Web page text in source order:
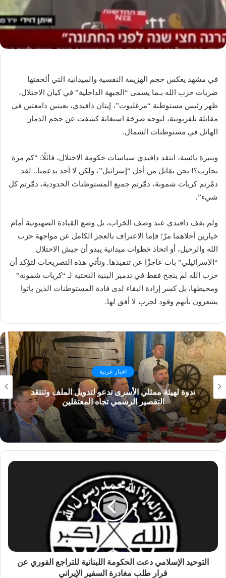
في مشهد يعكس حجم الهزيمة النفسية والميدانية التي ألحقتها
ضربات حزب الله بـما يسمى “الجبهة الداخلية” في كيان الاحتلال،
ظهر رئيس مستوطنة “مرغليوت”، إيتان دافيدي، بعينين دامعتين في
مقابلة تلفزيونية، ليوجه صرخة استغاثة كشفت عن حجم الدمار
الهائل في مستوطنات الشمال.
وبنبرة يائسة، انتقد دافيدي سياسات حكومة الاحتلال، قائلًا: “كم مرة
نحارب؟! نحن نقاتل من أجل “إسرائيل”، ولكن لا أحد يدعمنا.. لقد
دمَّرتم كريات شمونة، دمَّرتم جميع المستوطنات الحدودية، دمَّرتم كل
شيء”.
ولم يقف دافيدي عند وصف الخراب، بل وضع القيادة الصهيونية أمام
خيارين أحلاهما مرّ؛ فإما الاعتراف بالعجز الكامل عن مواجهة حزب
الله والرحيل، أو اتخاذ خطوات ميدانية يبدو أن جيش الاحتلال
“الإسرائيلي” بات عاجزًا عن تنفيذها. وتأتي هذه التصريحات لتؤكد أن
حزب الله لم ينجح فقط في تدمير البنية التحتية لـ “كريات شمونة”
ومحيطها، بل كسر إرادة البقاء لدى قادة المستوطنات الذين باتوا
يشعرون بأنهم وقود لحرب لا أفق لها.
اخبار عربية
ندوة لهيئة ممثلي الأسرى تدعو لتدويل الملف وتنتقد
التقصير الرسمي تجاه المعتقلين
التوحيد الإسلامي دعت الحكومة اللبنانية للتراجع الفوري عن
قرار طلب مغادرة السفير الإيراني